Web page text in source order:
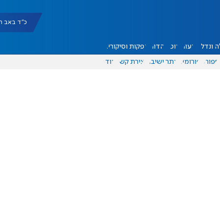
כ"ד באב תשפ"ו
ונדל"ן דעות אוכל יהדות הפקות וסיקורים
ספורט פורומים אתר ישיבה יצירת קשר עוד